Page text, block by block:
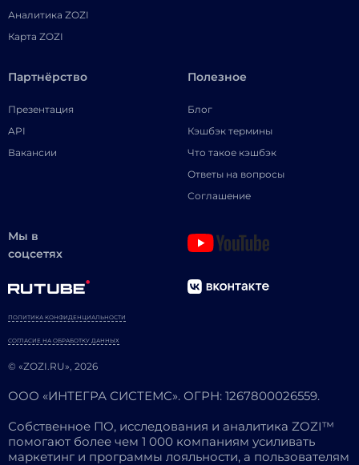
Аналитика ZOZI
Карта ZOZI
Партнёрство
Презентация
API
Вакансии
Полезное
Блог
Кэшбэк термины
Что такое кэшбэк
Ответы на вопросы
Соглашение
Мы в
соцсетях
© «ZOZI.RU», 2026
ПОЛИТИКА КОНФИДЕНЦИАЛЬНОСТИ
СОГЛАСИЕ НА ОБРАБОТКУ ДАННЫХ
ООО «ИНТЕГРА СИСТЕМС». ОГРН: 1267800026559.
Собственное ПО, исследования и аналитика ZOZI™
помогают более чем 1 000 компаниям усиливать
маркетинг и программы лояльности, а пользователям